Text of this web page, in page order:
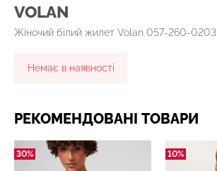
VOLAN
Жіночий білий жилет Volan 057-260-0203
Немає в наявності
РЕКОМЕНДОВАНІ ТОВАРИ
30% 10%